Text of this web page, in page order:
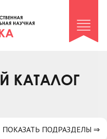
КАТАЛОГ
ПОКАЗАТЬ ПОДРАЗДЕЛЫ ⇒